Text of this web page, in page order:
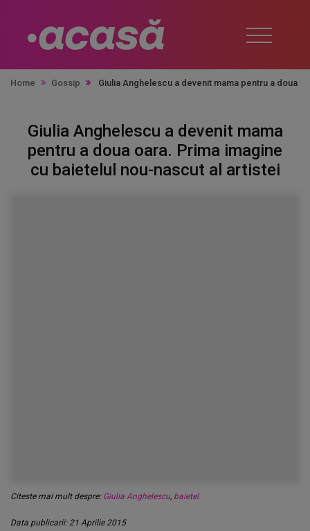
Home Gossip Giulia Anghelescu a devenit mama pentru a doua
Giulia Anghelescu a devenit mama
pentru a doua oara. Prima imagine
cu baietelul nou-nascut al artistei
Citeste mai mult despre: Giulia Anghelescu, baietel
Data publicarii: 21 Aprilie 2015